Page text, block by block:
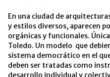
En una ciudad de
y estilos diversos, aparecen
orgánicas y funcionales.
Toledo. Un modelo que
sistema democrático en el
deben ser tratadas como